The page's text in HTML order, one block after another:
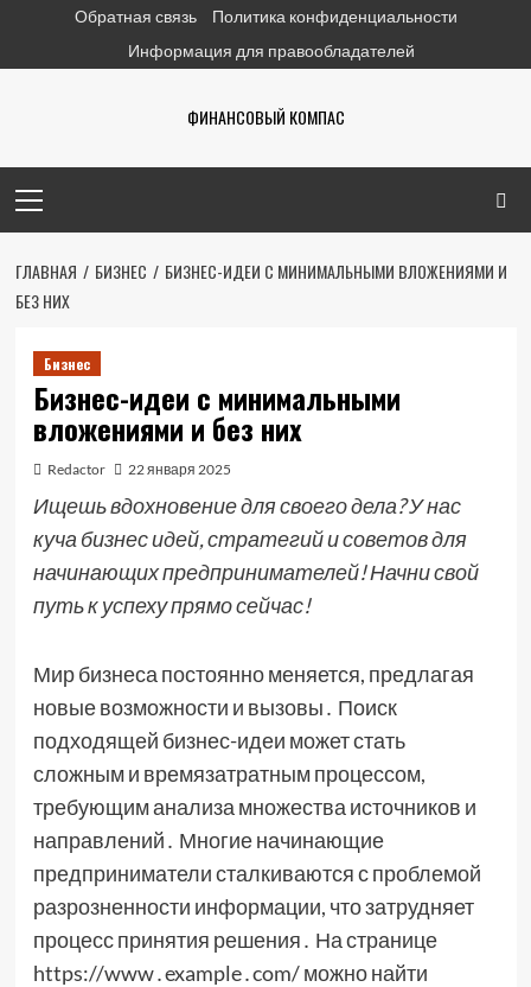
содержимому
Обратная связь
Политика конфиденциальности
Информация для правообладателей
ФИНАНСОВЫЙ КОМПАС
меню
ГЛАВНАЯ БИЗНЕС
БИЗНЕС-ИДЕИ С МИНИМАЛЬНЫМИ ВЛОЖЕНИЯМИ И
БЕЗ НИХ
Бизнес
Бизнес-идеи с минимальными
вложениями и без них
Redactor 22 января 2025
Ищешь вдохновение для своего дела? У нас
куча бизнес идей, стратегий и советов для
начинающих предпринимателей! Начни свой
путь к успеху прямо сейчас!
Мир бизнеса постоянно меняется, предлагая
новые возможности и вызовы․ Поиск
подходящей бизнес-идеи может стать
сложным и времязатратным процессом,
требующим анализа множества источников и
направлений․ Многие начинающие
предприниматели сталкиваются с проблемой
разрозненности информации, что затрудняет
процесс принятия решения․ На странице
https://www․example․com/ можно найти